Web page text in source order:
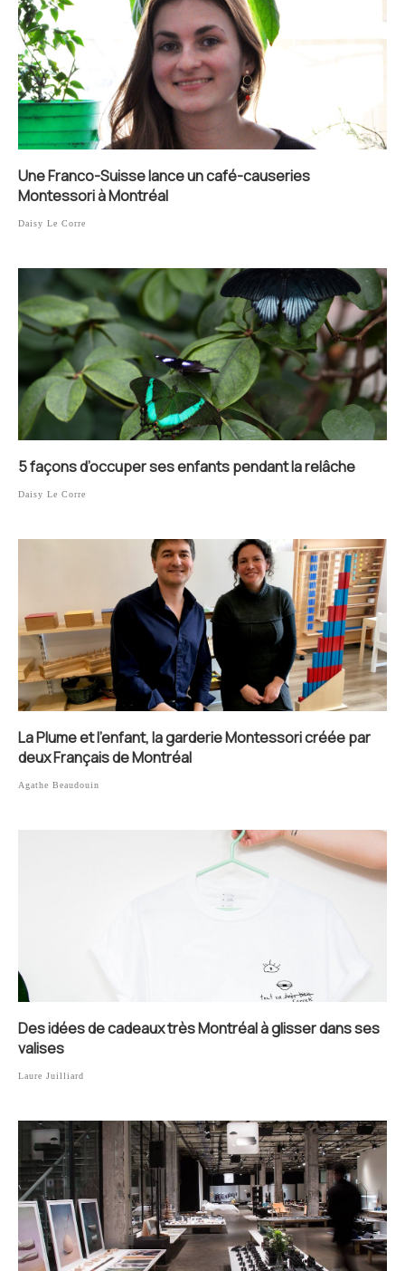
Une Franco-Suisse lance un café-causeries
Montessori à Montréal
Daisy Le Corre
5 façons d’occuper ses enfants pendant la relâche
Daisy Le Corre
La Plume et l’enfant, la garderie Montessori créée par
deux Français de Montréal
Agathe Beaudouin
Des idées de cadeaux très Montréal à glisser dans ses
valises
Laure Juilliard